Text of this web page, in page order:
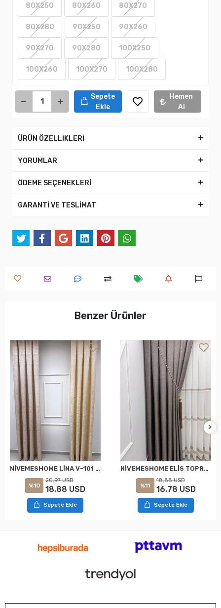
80X250 80X260 80X270
80X280 90X250 90X260
90X270 90X280 100X250
100X260 100X270 100X280
Sepete
Ekle
Hemen
Al
ÜRÜN ÖZELLİKLERİ
YORUMLAR
ÖDEME SEÇENEKLERİ
GARANTİ VE TESLİMAT
Benzer Ürünler
NİVEMESHOME LİNA V-101 KREM 1/3 PİLELİ FON PERDE
%10
20,97 USD
18,88 USD
Sepete Ekle
NİVEMESHOME ELİS TOPRAK FON PERDE 1/3 SIK PİLELİ PERDE APM
%11
18,88 USD
16,78 USD
Sepete Ekle